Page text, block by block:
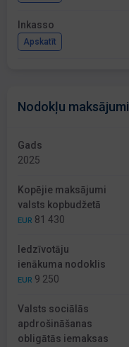
Inkasso
Apskatīt
Nodokļu maksājumi
Gads
2025
Kopējie maksājumi
valsts kopbudžetā
EUR 81 430
Iedzīvotāju
ienākuma nodoklis
EUR 9 250
Valsts sociālās
apdrošināšanas
obligātās iemaksas